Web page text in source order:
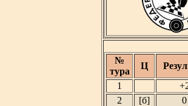
№
тура
Ц
1
2
[б] 0